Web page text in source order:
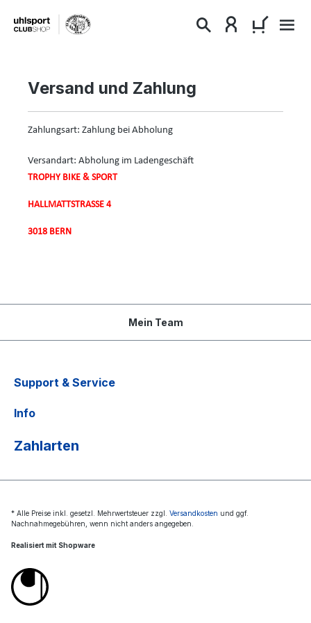
springen
Versand und Zahlung
Zahlungsart: Zahlung bei Abholung
Versandart: Abholung im Ladengeschäft
TROPHY BIKE & SPORT
HALLMATTSTRASSE 4
3018 BERN
Mein Team
Support & Service
Info
Zahlarten
* Alle Preise inkl. gesetzl. Mehrwertsteuer zzgl. Versandkosten und ggf.
Nachnahmegebühren, wenn nicht anders angegeben.
Realisiert mit Shopware